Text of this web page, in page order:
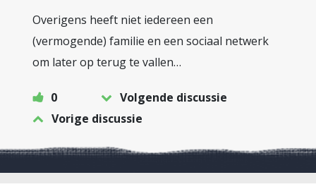
Overigens heeft niet iedereen een
(vermogende) familie en een sociaal netwerk
om later op terug te vallen…
0
Volgende discussie
Vorige discussie